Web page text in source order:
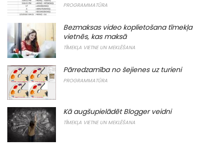
PROGRAMMATŪRA
Bezmaksas video koplietošana tīmekļa
vietnēs, kas maksā
TĪMEKĻA VIETNE UN MEKLĒŠANA
Pārredzamība no šejienes uz turieni
PROGRAMMATŪRA
Kā augšupielādēt Blogger veidni
TĪMEKĻA VIETNE UN MEKLĒŠANA